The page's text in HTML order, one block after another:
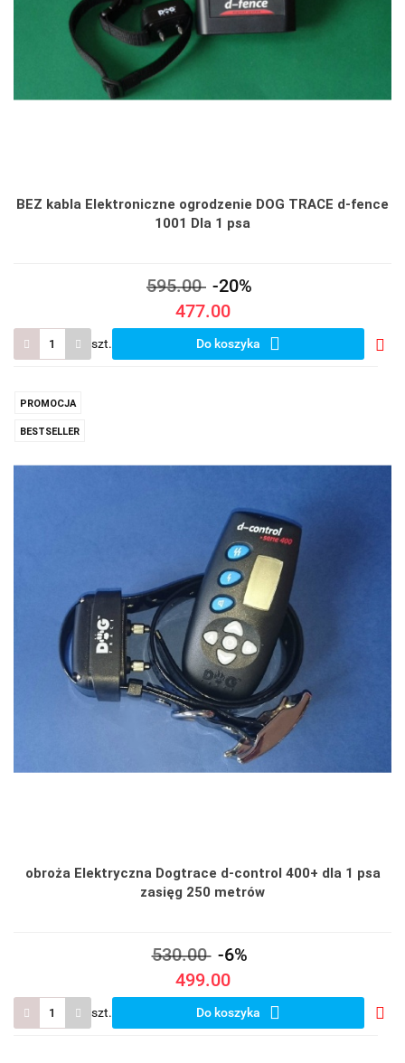
BEZ kabla Elektroniczne ogrodzenie DOG TRACE d-fence
1001 Dla 1 psa
595.00 -20%
477.00
szt. Do koszyka
PROMOCJA
BESTSELLER
obroża Elektryczna Dogtrace d-control 400+ dla 1 psa
zasięg 250 metrów
530.00 -6%
499.00
szt. Do koszyka